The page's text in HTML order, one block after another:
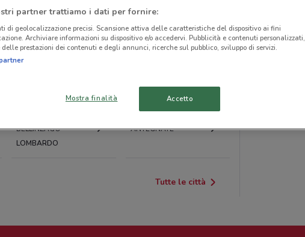
ORIO AL SERIO CURNO
BELLINZAGO
LOMBARDO
ANTEGNATE
Tutte le città
partner trattiamo i dati per fornire:
di geolocalizzazione precisi. Scansione attiva delle caratteristiche del dispositivo ai fini
Archiviare informazioni su dispositivo e/o accedervi. Pubblicità e contenuti personalizzati,
prestazioni dei contenuti e degli annunci, ricerche sul pubblico, sviluppo di servizi.
Mostra finalità Accetto